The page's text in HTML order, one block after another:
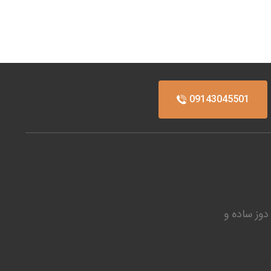
09143045501
ساده و